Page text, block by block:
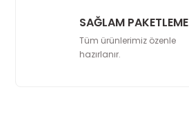
olmalı.
SAĞLAM PAKETLEME
Tüm ürünlerimiz özenle
hazırlanır.